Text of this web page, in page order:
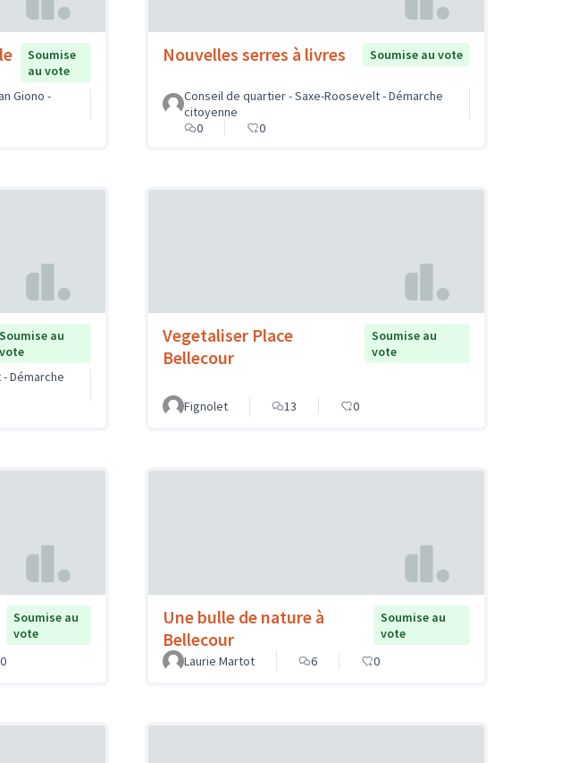
Soumise
au vote
Giono -
Nouvelles serres à livres Soumise au vote
Conseil de quartier - Saxe-Roosevelt - Démarche
citoyenne
0
0
Soumise au
vote
Démarche
Vegetaliser Place
Bellecour
Soumise au
vote
Fignolet 13 0
Soumise au
vote
0
Une bulle de nature à
Bellecour
Soumise au
vote
Laurie Martot
6 0